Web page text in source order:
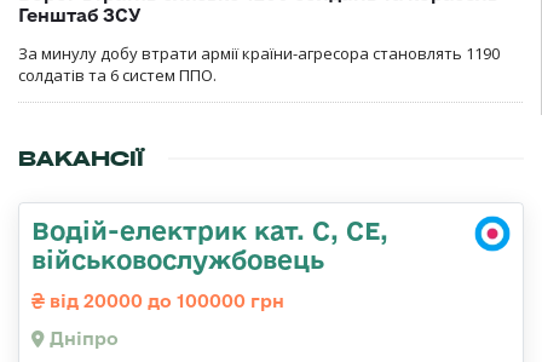
Генштаб ЗСУ
За минулу добу втрати армії країни-агресора становлять 1190
солдатів та 6 систем ППО.
ВАКАНСІЇ
Водій-електрик кат. С, СЕ,
військовослужбовець
від 20000 до 100000 грн
Дніпро